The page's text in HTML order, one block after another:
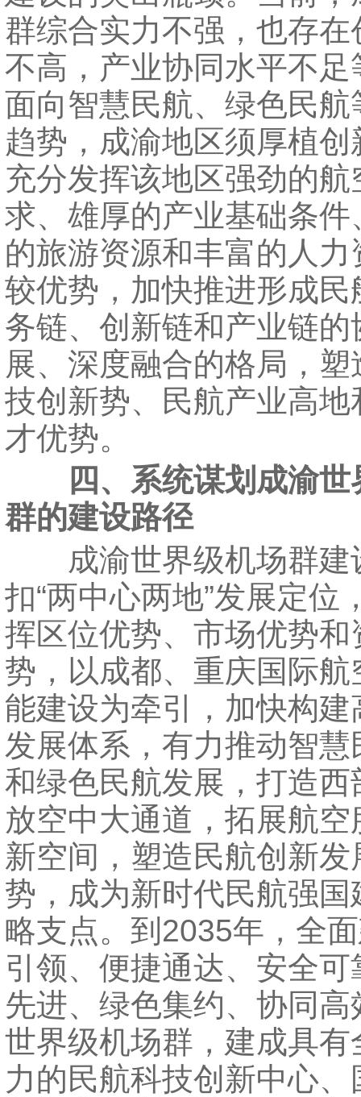
群综合实力不强，也存在
不高，产业协同水平不足
面向智慧民航、绿色民航
趋势，成渝地区须厚植创
充分发挥该地区强劲的航
求、雄厚的产业基础条件
的旅游资源和丰富的人力
较优势，加快推进形成民
务链、创新链和产业链的
展、深度融合的格局，塑
技创新势、民航产业高地
才优势。
四、系统谋划成渝
群的建设路径
成渝世界级机场群建
扣“两中心两地”发展定位
挥区位优势、市场优势和
势，以成都、重庆国际航
能建设为牵引，加快构建
发展体系，有力推动智慧
和绿色民航发展，打造西
放空中大通道，拓展航空
新空间，塑造民航创新发
势，成为新时代民航强国
略支点。到2035年，全
引领、便捷通达、安全可
先进、绿色集约、协同高
世界级机场群，建成具有
力的民航科技创新中心、